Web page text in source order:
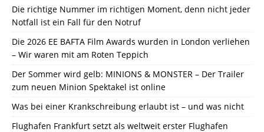
Die richtige Nummer im richtigen Moment, denn nicht jeder
Notfall ist ein Fall für den Notruf
Die 2026 EE BAFTA Film Awards wurden in London verliehen
– Wir waren mit am Roten Teppich
Der Sommer wird gelb: MINIONS & MONSTER – Der Trailer
zum neuen Minion Spektakel ist online
Was bei einer Krankschreibung erlaubt ist – und was nicht
Flughafen Frankfurt setzt als weltweit erster Flughafen